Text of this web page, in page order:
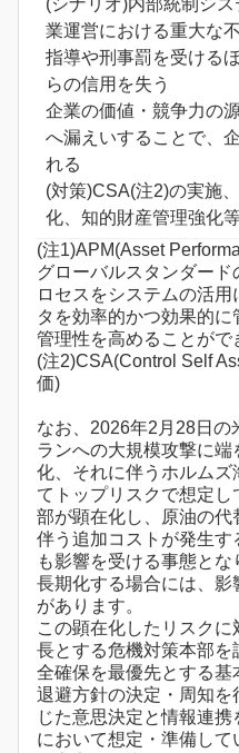
(シナリオ)内部統制シ
業運営における重大な
指導や刑事罰を受ける
らの信用を失う
企業の価値・競争力の
へ漏えいすることで、
れる
(対策)CSA(注2)の実施
化、知的財産管理強化
(注1)APM(Asset
グローバルスタンダー
ロセスをシステムの活
タを効率的かつ効果的に
管理性を高めることがで
(注2)CSA(Control Self
価)
なお、2026年2月28日の
ランへの大規模攻撃に
化、それに伴うホルムズ
てトップリスクで想定
部が顕在化し、原油の代
伴う追加コストが発生
も影響を受ける事態と
長期化する場合には、
があります。
この顕在化したリスク
長とする危機対策本部
全確保を最優先とする
退避方針の決定・周知
じた意思決定と情報連
において想定・準備し